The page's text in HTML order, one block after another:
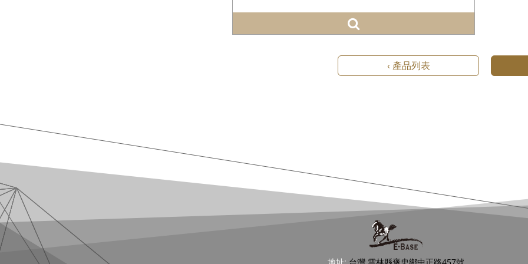
‹ 產品列表